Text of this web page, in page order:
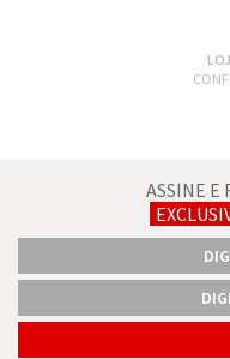
ASSINE E